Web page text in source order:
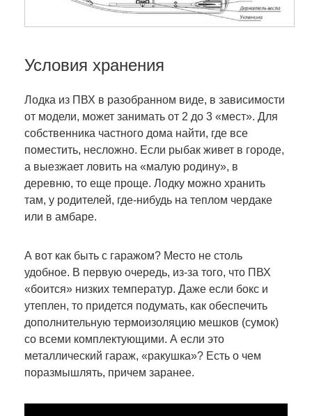
Условия хранения
Лодка из ПВХ в разобранном виде, в зависимости
от модели, может занимать от 2 до 3 «мест». Для
собственника частного дома найти, где все
поместить, несложно. Если рыбак живет в городе,
а выезжает ловить на «малую родину», в
деревню, то еще проще. Лодку можно хранить
там, у родителей, где-нибудь на теплом чердаке
или в амбаре.
А вот как быть с гаражом? Место не столь
удобное. В первую очередь, из-за того, что ПВХ
«боится» низких температур. Даже если бокс и
утеплен, то придется подумать, как обеспечить
дополнительную термоизоляцию мешков (сумок)
со всеми комплектующими. А если это
металлический гараж, «ракушка»? Есть о чем
поразмышлять, причем заранее.